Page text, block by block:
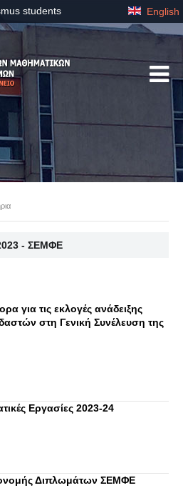
students English
- ΣΕΜΦΕ
για τις εκλογές ανάδειξης
στη Γενική Συνέλευση της
Εργασίες 2023-24
Διπλωμάτων ΣΕΜΦΕ